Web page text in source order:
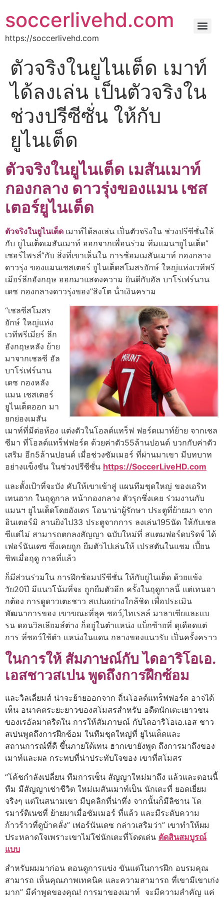
soccerlivehd.com
https://soccerlivehd.com
ตัวจริงในยูไนเต็ด เมาท์
ได้ลงเล่น เป็นตัวจริงใน
ช่วงปรีซีซั่น ให้กับ
ยูไนเต็ด
ตัวจริงในยูไนเต็ด เมสันเมาท์
กองกลาง ดาวรุ่งของแมน เชส
เตอร์ยูไนเต็ด
ตัวจริงในยูไนเต็ด เมาท์ได้ลงเล่น เป็นตัวจริงใน ช่วงปรีซีซั่นให้
กับ ยูไนเต็ดเมสันเมาท์ ออกจากเพื่อนร่วม ทีมแมนฯยูไนเต็ด”
เซอร์ไพรส์”กับ สิ่งที่เขาเห็นใน การซ้อมเมสันเมาท์ กองกลาง
ดาวรุ่ง ของแมนเชสเตอร์ ยูไนเต็ดสโมสรยักษ์ ใหญ่แห่งเวทีพรี
เมียร์ลีกอังกฤษ ออกมาแสดงความ ยินดีกับอัล บาโร่เฟร์นาน
เดซ กองกลางดาวรุ่งของ”สิงโต น้ําเงินคราม
“เชลซีสโมสร
ยักษ์ ใหญ่แห่ง
เวทีพรีเมียร์ ลีก
อังกฤษหลัง ย้าย
มาจากเชลซี อัล
บาโร่เฟร์นาน
เดซ กองหลัง
แมน เชสเตอร์
ยูไนเต็ดออก มา
ยกย่องเมสัน
เมาท์ที่มีต่อห้อง แต่งตัวในโอลด์แทร็ฟ ฟอร์ดเมาท์ย้าย จากเชล
ซีมา ที่โอลด์แทร็ฟฟอร์ด ด้วยค่าตัว55ล้านปอนด์ บวกกับค่าตัว
เสริม อีก5ล้านปอนด์ เมื่อช่วงซัมเมอร์ ที่ผ่านมาเขา มีบทบาท
อย่างแข็งขัน ในช่วงปรีซีซั่น https://SoccerLiveHD.com
และตั้งเป้าที่จะบัง คับให้เขาเข้าสู่ แผนทีมชุดใหญ่ ของเอริท
เทนฮาก ในฤดูกาล หน้ากองกลาง ตัวรุกซึ่งเคย ร่วมงานกับ
แมนฯ ยูไนเต็ดโดยอังเดร โอนาน่าผู้รักษา ประตูที่ย้ายมา จาก
อินเตอร์มิ ลานยิงไป33 ประตูจากการ ลงเล่น195นัด ให้กับเชล
ซีแต่ไม่ สามารถตกลงสัญญา ฉบับใหม่ที่ สแตมฟอร์ดบริดจ์ ได้
เฟอร์นันเดซ ซึ่งเคยถูก ยืมตัวไปเล่นให้ เปรสตันในแชม เปี้ยน
ชิพเมื่อฤดู กาลที่แล้ว
ก็มีส่วนร่วมใน การฝึกซ้อมปรีซีซั่น ให้กับยูไนเต็ด ด้วยแข้ง
วัย20ปี มีแนวโน้มที่จะ ถูกยืมตัวอีก ครั้งในฤดูกาลนี้ แต่เทนฮา
กต้อง การดูดาวเตะชาว สเปนอย่างใกล้ชิด เพื่อประเมิน
พัฒนาการของ เขาขณะที่ลุค ชอว์,ไทเรลล์ มาลาเซียและแบ
รน ดอนวิลเลียมส์ต่าง ก็อยู่ในตําแหน่ง แบ็กซ้ายที่ ดุเดือดแต่
การ ที่ชอว์ใช้ตํา แหน่งในแดน กลางของแนวรับ เป็นครั้งคราว
ในการให้ สัมภาษณ์กับ ไดอาริโอเอ.
เอสชาวสเปน พูดถึงการฝึกซ้อม
และวิลเลี่ยมส์ น่าจะย้ายออกจาก ถิ่นโอลด์แทร็ฟฟอร์ด อาจได้
เห็น อนาคตระยะยาวของสโมสรสําหรับ อดีตนักเตะเยาวชน
ของเรอัลมาดริดใน การให้สัมภาษณ์ กับไดอาริโอเอ.เอส ชาว
สเปนพูดถึงการฝึกซ้อม ในทีมชุดใหญ่ที่ ยูไนเต็ดและ
สถานการณ์ที่ดี ขึ้นภายใต้เทน ฮากเขายังพูด ถึงการมาถึงของ
เมาท์และผล กระทบที่น่าประทับใจของ เขาที่สโมสร
“โค้ชกําลังเปลี่ยน ทีมการเซ็น สัญญาใหม่มาถึง แล้วและตอนนี้
ทีม มีสัญญาเช่าชีวิต ใหม่เมสันเมาท์เป็น นักเตะที่ ยอดเยี่ยม
จริงๆ แต่ในสนามเขา มีบุคลิกที่น่าทึ่ง จากนั้นก็มีลิซาน โด
รมาร์ติเนซที่ ย้ายมาเมื่อซัมเมอร์ ที่แล้ว และมีระดับความ
ก้าวร้าวที่ดูบ้าคลั่ง” เฟอร์นันเดซ กล่าวเสริมว่า” เขาทําให้ผม
ประหลาดใจเพราะเขาไม่ใช่นักเตะที่โดดเด่น ตัดสินสมบูรณ์
แบบ
สําหรับผมมาก่อน ตอนดูการแข่ง ขันแต่ในการฝึก อบรมคุณ
สามารถ เห็นคุณภาพเทคนิค และความสามารถ ที่เขามีเขาเก่ง
มาก” มีคําพูดของคุณ! การมาของเมาท์ จะมีความสําคัญ แค่